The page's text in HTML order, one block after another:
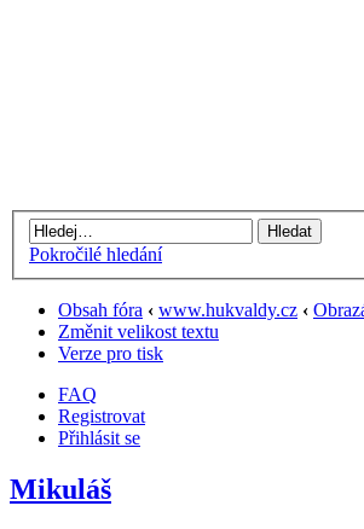
Pokročilé hledání
Obsah fóra ‹ www.hukvaldy.cz ‹
Změnit velikost textu
Verze pro tisk
FAQ
Registrovat
Přihlásit se
Mikuláš